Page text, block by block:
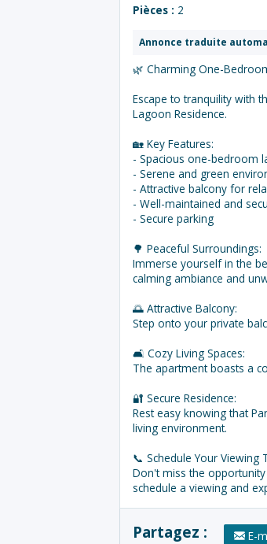
Pièces : 2
Annonce traduite
🌿 Charming One-
Escape to tranquility with
Lagoon Residence.
🏡 Key Features:
- Spacious one-bedroom
- Serene and green
- Attractive balcony for
- Well-maintained and
- Secure parking
🌳 Peaceful Surroundings:
Immerse yourself in the
calming ambiance and
🌅 Attractive Balcony:
Step onto your private
🛋️ Cozy Living Spaces:
The apartment boasts a
🔐 Secure Residence:
Rest easy knowing that
living environment.
📞 Schedule Your Viewing
Don't miss the
schedule a viewing and
Partagez : E-